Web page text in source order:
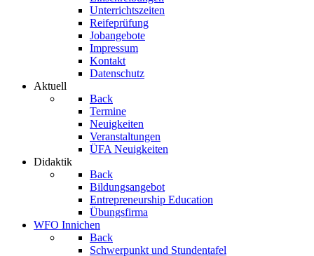
Unterrichtszeiten
Reifeprüfung
Jobangebote
Impressum
Kontakt
Datenschutz
Aktuell
Back
Termine
Neuigkeiten
Veranstaltungen
ÜFA Neuigkeiten
Didaktik
Back
Bildungsangebot
Entrepreneurship Education
Übungsfirma
WFO Innichen
Back
Schwerpunkt und Stundentafel